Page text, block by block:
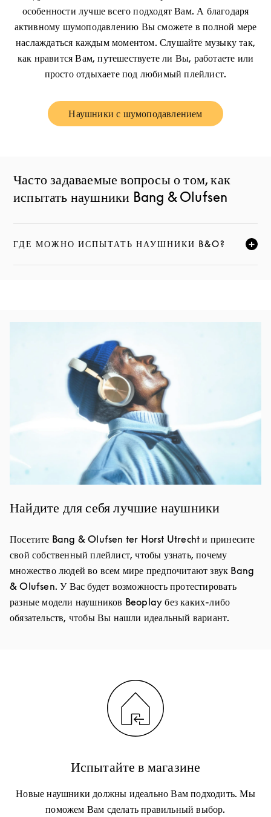
особенности лучше всего подходят Вам. А благодаря
активному шумоподавлению Вы сможете в полной мере
наслаждаться каждым моментом. Слушайте музыку так,
как нравится Вам, путешествуете ли Вы, работаете или
просто отдыхаете под любимый плейлист.
Наушники с шумоподавлением
Link Opens in New Tab
Часто задаваемые вопросы о том, как
испытать наушники Bang & Olufsen
ГДЕ МОЖНО ИСПЫТАТЬ НАУШНИКИ B&O?
НАЖМИТЕ, ЧТОБЫ РАЗВЕРНУТЬ ОПИСАНИЕ И
Найдите для себя лучшие наушники
Посетите Bang & Olufsen ter Horst Utrecht и принесите
свой собственный плейлист, чтобы узнать, почему
множество людей во всем мире предпочитают звук Bang
& Olufsen. У Вас будет возможность протестировать
разные модели наушников Beoplay без каких-либо
обязательств, чтобы Вы нашли идеальный вариант.
Испытайте в магазине
Новые наушники должны идеально Вам подходить. Мы
поможем Вам сделать правильный выбор.